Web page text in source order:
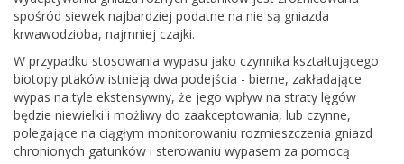
spośród siewek najbardziej podatne na nie są gniazda
krwawodzioba, najmniej czajki.
W przypadku stosowania wypasu jako czynnika kształtującego
biotopy ptaków istnieją dwa podejścia - bierne, zakładające
wypas na tyle ekstensywny, że jego wpływ na straty lęgów
będzie niewielki i możliwy do zaakceptowania, lub czynne,
polegające na ciągłym monitorowaniu rozmieszczenia gniazd
chronionych gatunków i sterowaniu wypasem za pomocą